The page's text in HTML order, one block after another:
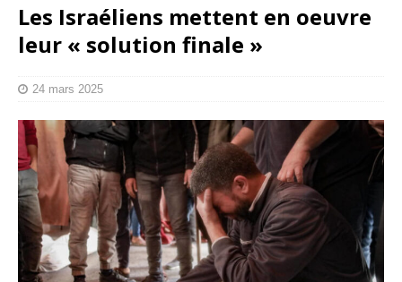
Les Israéliens mettent en oeuvre
leur « solution finale »
24 mars 2025